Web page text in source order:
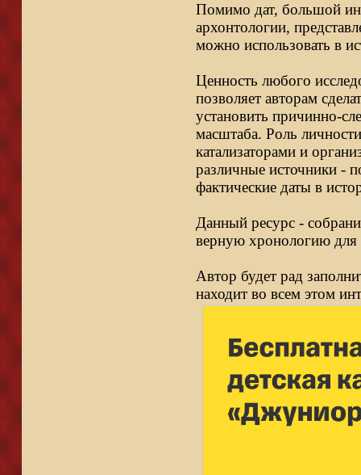
Помимо дат, большой
архонтологии,
можно использовать в
Ценность любого
позволяет авторам
установить причинно-
масштаба. Роль
катализаторами и
различные источники -
фактические даты в
Данный ресурс -
верную хронологию для
Автор будет рад
находит во всем этом